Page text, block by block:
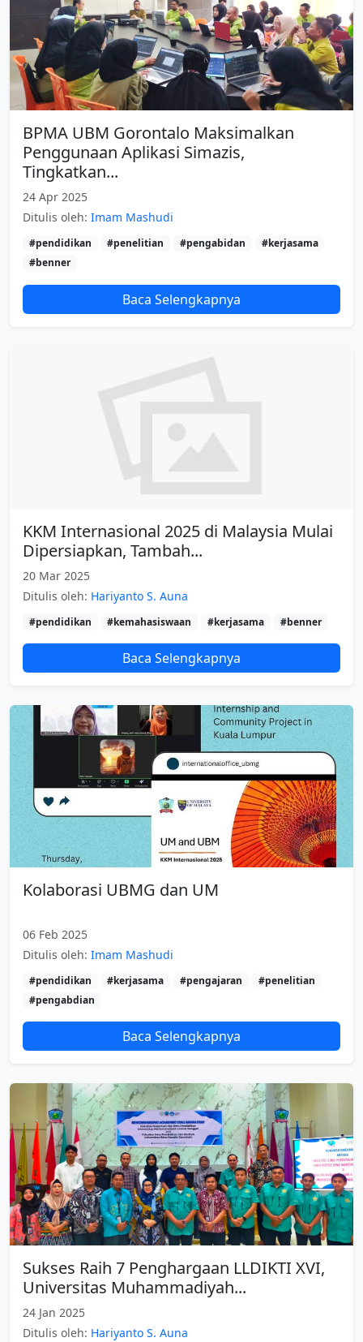
BPMA UBM Gorontalo Maksimalkan
Penggunaan Aplikasi Simazis,
Tingkatkan...
24 Apr 2025
Ditulis oleh: Imam Mashudi
#pendidikan #penelitian #pengabidan
#kerjasama
#benner
Baca Selengkapnya
KKM Internasional 2025 di Malaysia Mulai
Dipersiapkan, Tambah...
20 Mar 2025
Ditulis oleh: Hariyanto S. Auna
#pendidikan #kemahasiswaan #kerjasama #benner
Baca Selengkapnya
Kolaborasi UBMG dan UM
06 Feb 2025
Ditulis oleh: Imam Mashudi
#pendidikan #kerjasama #pengajaran
#penelitian
#pengabdian
Baca Selengkapnya
Sukses Raih 7 Penghargaan LLDIKTI XVI,
Universitas Muhammadiyah...
24 Jan 2025
Ditulis oleh: Hariyanto S. Auna